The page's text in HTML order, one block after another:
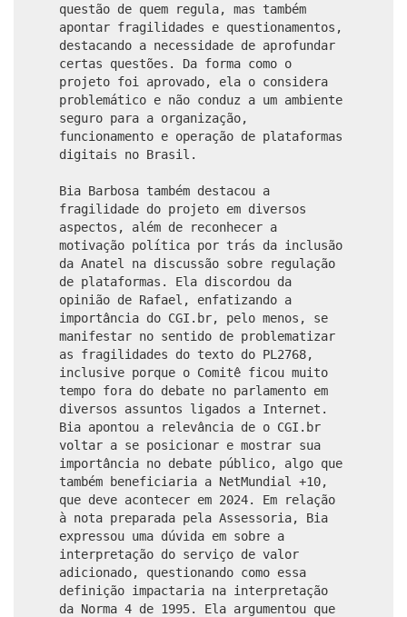
questão de quem regula, mas também
apontar fragilidades e questionamentos,
destacando a necessidade de aprofundar
certas questões. Da forma como o
projeto foi aprovado, ela o considera
problemático e não conduz a um ambiente
seguro para a organização,
funcionamento e operação de plataformas
digitais no Brasil.
Bia Barbosa também destacou a
fragilidade do projeto em diversos
aspectos, além de reconhecer a
motivação política por trás da inclusão
da Anatel na discussão sobre regulação
de plataformas. Ela discordou da
opinião de Rafael, enfatizando a
importância do CGI.br, pelo menos, se
manifestar no sentido de problematizar
as fragilidades do texto do PL2768,
inclusive porque o Comitê ficou muito
tempo fora do debate no parlamento em
diversos assuntos ligados a Internet.
Bia apontou a relevância de o CGI.br
voltar a se posicionar e mostrar sua
importância no debate público, algo que
também beneficiaria a NetMundial +10,
que deve acontecer em 2024. Em relação
à nota preparada pela Assessoria, Bia
expressou uma dúvida em sobre a
interpretação do serviço de valor
adicionado, questionando como essa
definição impactaria na interpretação
da Norma 4 de 1995. Ela argumentou que